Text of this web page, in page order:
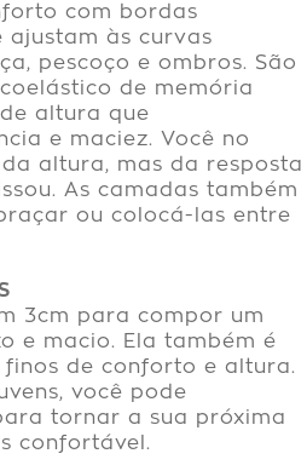
com bordas
ajustam às curvas
pescoço e ombros. São
de memória
altura que
e maciez. Você no
altura, mas da resposta
As camadas também
ou colocá-las entre
3cm para compor um
e macio. Ela também é
de conforto e altura.
você pode
tornar a sua próxima
confortável.